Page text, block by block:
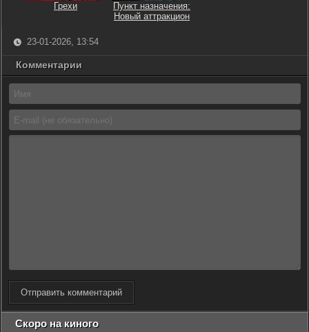
Грехи
Пункт назначения:
Новый аттракцион
23-01-2026, 13:54
Комментарии
Отправить комментарий
Скоро на киного